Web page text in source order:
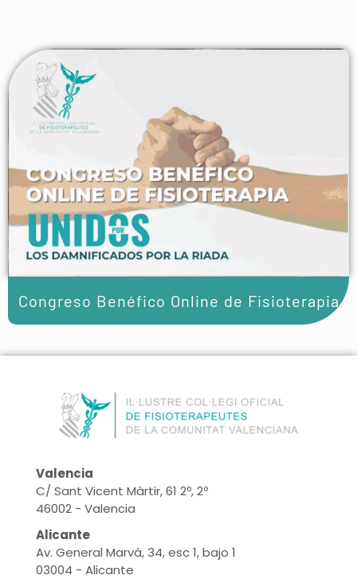
Congreso Benéfico Online de Fisioterapia
Valencia
C/ Sant Vicent Màrtir, 61 2º, 2º
46002 - Valencia
Alicante
Av. General Marvá, 34, esc 1, bajo 1
03004 - Alicante